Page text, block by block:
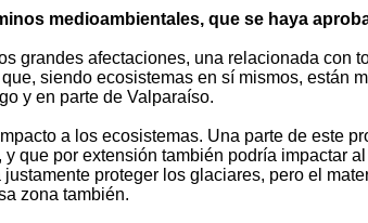
medioambientales, que se haya
grandes afectaciones, una relacionada con
siendo ecosistemas en sí mismos, están
y en parte de Valparaíso.
a los ecosistemas. Una parte de este
y que por extensión también podría impactar
proteger los glaciares, pero el
zona también.